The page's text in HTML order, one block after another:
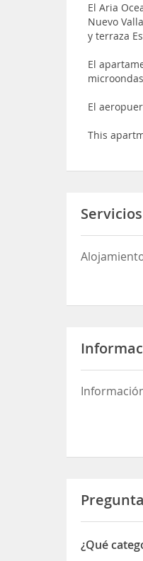
El Aria
Nuevo
y terraza
El
El
This
Servicios
¿Qué